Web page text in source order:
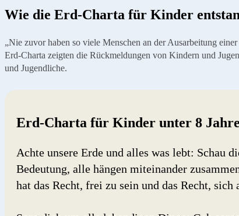
Wie die Erd-Charta für Kinder
„Nie zuvor haben so viele Menschen an der Ausarbeitung
Erd-Charta zeigten die Rückmeldungen von Kindern und
und Jugendliche.
Erd-Charta für Kinder unter 8
Achte unsere Erde und alles was lebt: Schau
Bedeutung, alle hängen miteinander
hat das Recht, frei zu sein und das Recht, sich